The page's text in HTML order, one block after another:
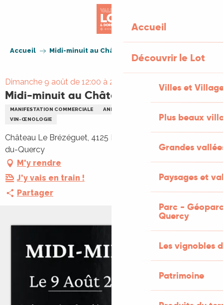
Accueil
Découvrir le Lot
Villes et
Plus beaux
Grandes
Paysages et
Parc -
Quercy
Les vignobles
Patrimoine
Accueil Midi-minuit au Château Le Brézéguet
Dimanche 9 août de 12:00 à 23:59
Midi-minuit au Château Le Brézéguet
MANIFESTATION COMMERCIALE ANIMATION LOCALE
VIN-ŒNOLOGIE
Château Le Brézéguet, 4125 Route d'Agen, 46800 Porte-
du-Quercy
M'y rendre
J'y vais en train !
Partager